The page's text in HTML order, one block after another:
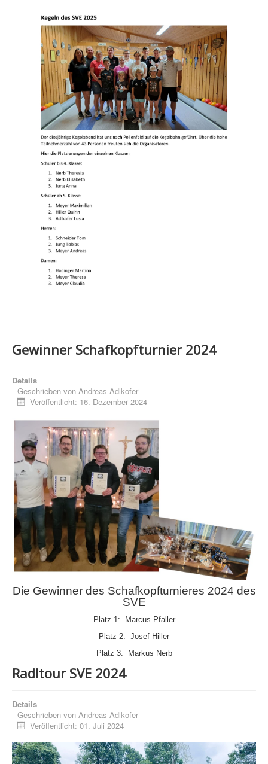
Rot-Kreuz-Gruppe
Pfarrei / Pfarrbote
Termine / Info
Vereinssatzung SVE (pdf)
Homepage der Jugend DJK Limes 09
Gewinner Schafkopfturnier 2024
Details
Geschrieben von Andreas Adlkofer
Veröffentlicht: 16. Dezember 2024
Die Gewinner des Schafkopfturnieres 2024 des
SVE
Platz 1: Marcus Pfaller
Platz 2: Josef Hiller
Platz 3: Markus Nerb
Radltour SVE 2024
Details
Geschrieben von Andreas Adlkofer
Veröffentlicht: 01. Juli 2024